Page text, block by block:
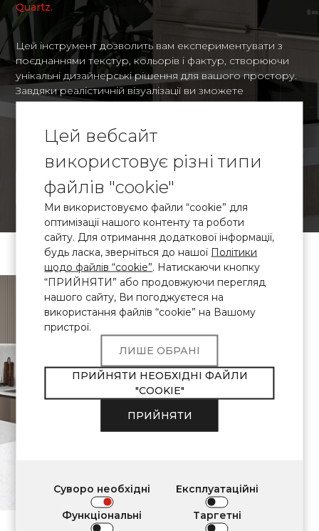
Quartz.
Цей інструмент дозволить вам експериментувати з
поєднаннями текстур, кольорів і фактур, створюючи
унікальні дизайнерські рішення для вашого простору.
Завдяки реалістичній візуалізації ви зможете
заздалегідь оцінити, наскільки органічно виглядатимуть
прийняти зважене рішення щодо оформлення.
ВІЗУАЛІАЛІЗАЦІЯ
\ Сертифікованийкварцовий
камінь
Продукція Avant
Quartz відповідає
ВИМОГАМ
ЩОДО
ЗАСТОСУВАННЯ
ВНУТРІШНЬОМУ
ОЗДОБЛЕННІ
Цей вебсайт
використовує різні типи
файлів "cookie"
Ми використовуємо файли “cookie” для
оптимізації нашого контенту та роботи
сайту. Для отримання додаткової інформації,
будь ласка, зверніться до нашої Політики
щодо файлів “cookie”. Натискаючи кнопку
“ПРИЙНЯТИ” або продовжуючи перегляд
нашого сайту, Ви погоджуєтеся на
використання файлів “cookie” на Вашому
пристрої.
ЛИШЕ ОБРАНІ
ПРИЙНЯТИ НЕОБХІДНІ ФАЙЛИ
"COOKIE"
ПРИЙНЯТИ
Суворо необхідні Експлуатаційні
Функціональні Таргетні